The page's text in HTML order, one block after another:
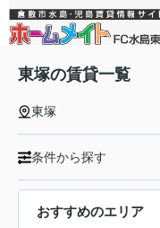
東塚の賃貸一覧
東塚
条件から探す
おすすめのエリア